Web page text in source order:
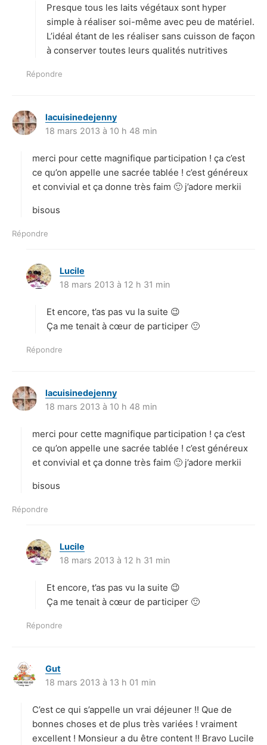
:
Presque tous les laits végétaux sont hyper
simple à réaliser soi-même avec peu de matériel.
L’idéal étant de les réaliser sans cuisson de façon
à conserver toutes leurs qualités nutritives
Répondre
lacuisinedejenny
i
:
18 mars 2013 à 10 h 48 min
merci pour cette magnifique participation ! ça c’est
ce qu’on appelle une sacrée tablée ! c’est généreux
et convivial et ça donne très faim 🙂 j’adore merkii
bisous
Répondre
Lucile
i
:
18 mars 2013 à 12 h 31 min
Et encore, t’as pas vu la suite 😉
Ça me tenait à cœur de participer 🙂
Répondre
lacuisinedejenny
i
:
18 mars 2013 à 10 h 48 min
merci pour cette magnifique participation ! ça c’est
ce qu’on appelle une sacrée tablée ! c’est généreux
et convivial et ça donne très faim 🙂 j’adore merkii
bisous
Répondre
Lucile
i
:
18 mars 2013 à 12 h 31 min
Et encore, t’as pas vu la suite 😉
Ça me tenait à cœur de participer 🙂
Répondre
Gut
i
:
18 mars 2013 à 13 h 01 min
C’est ce qui s’appelle un vrai déjeuner !! Que de
bonnes choses et de plus très variées ! vraiment
excellent ! Monsieur a du être content !! Bravo Lucile